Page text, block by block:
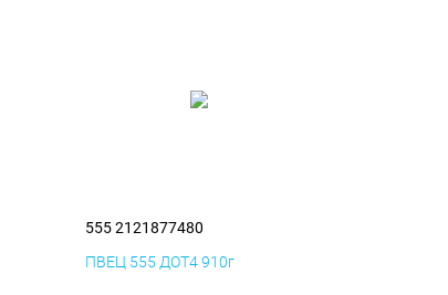
555 2121877480
ПВЕЦ 555 ДОТ4 910г